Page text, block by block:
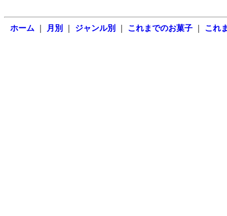
ホーム 月別 ジャンル別 これまでのお菓子 これ